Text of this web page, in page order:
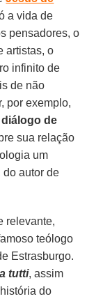
a vida de
pensadores, o
artistas, o
infinito de
de não
por exemplo,
diálogo de
sua relação
um
do autor de
relevante,
teólogo
Estrasburgo.
tutti, assim
do